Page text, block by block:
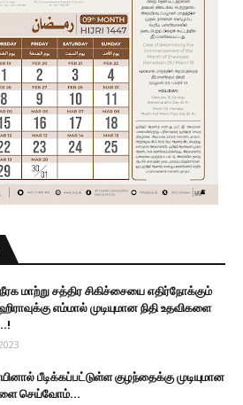
மாற்று சத்திர சிகிச்சையை எதிர்நோக்கும்
எம்மால் முடியுமான நிதி உதவிகளை
பீடிக்கப்பட்டுள்ள குழந்தைக்கு முடியுமான
செய்வோம்...